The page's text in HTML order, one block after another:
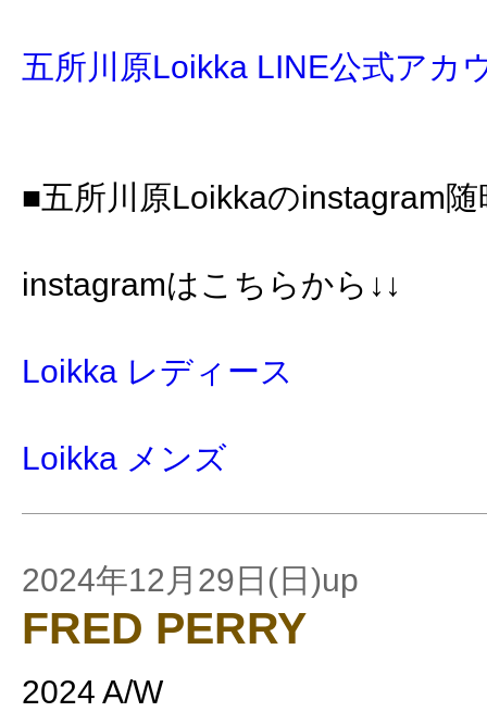
五所川原Loikka LINE公式アカ
■五所川原Loikkaのinstagram随
instagramはこちらから↓↓
Loikka レディース
Loikka メンズ
2024年12月29日(日)up
FRED PERRY
2024 A/W